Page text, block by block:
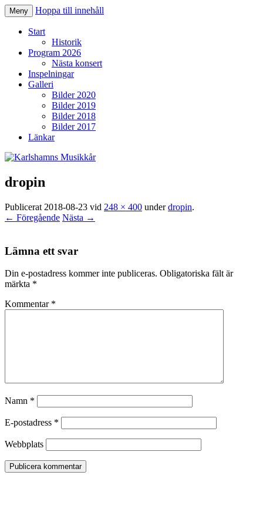
Karlshamns Musikkår
Meny Hoppa till innehåll
Start
Historik
Program 2026
Nästa konsert
Inspelningar
Galleri
Bilder 2020
Bilder 2019
Bilder 2018
Bilder 2017
Länkar
dropin
Publicerat 2018-08-23 vid 248 × 400 underdropin.
← Föregående Nästa →
Lämna ett svar
Din e-postadress kommer inte publiceras. Obligatoriska fält är
märkta *
Kommentar *
Namn *
E-postadress *
Webbplats